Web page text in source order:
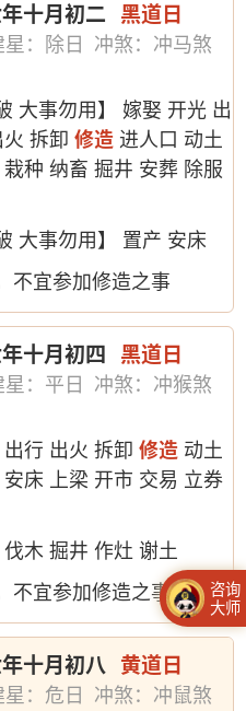
十月初二 黑道日
星：除日
冲煞：冲马煞
大事勿用】 嫁娶 开光 出
火 拆卸修造 进人口 动土
种 纳畜 掘井 安葬 除服
大事勿用】 置产 安床
不宜参加修造之事
十月初四 黑道日
星：平日
冲煞：冲猴煞
出行 出火 拆卸修造 动土
安床 上梁 开市 交易 立券
木 掘井 作灶 谢土
不宜参加修造之事
十月初八 黄道日
星：危日
冲煞：冲鼠煞
咨询
大师